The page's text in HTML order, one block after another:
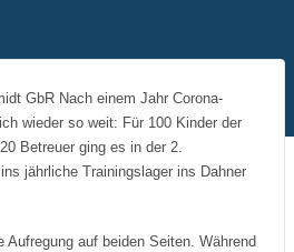
GbR Nach einem Jahr Corona-
wieder so weit: Für 100 Kinder der
Betreuer ging es in der 2.
jährliche Trainingslager ins Dahner
Aufregung auf beiden Seiten. Während